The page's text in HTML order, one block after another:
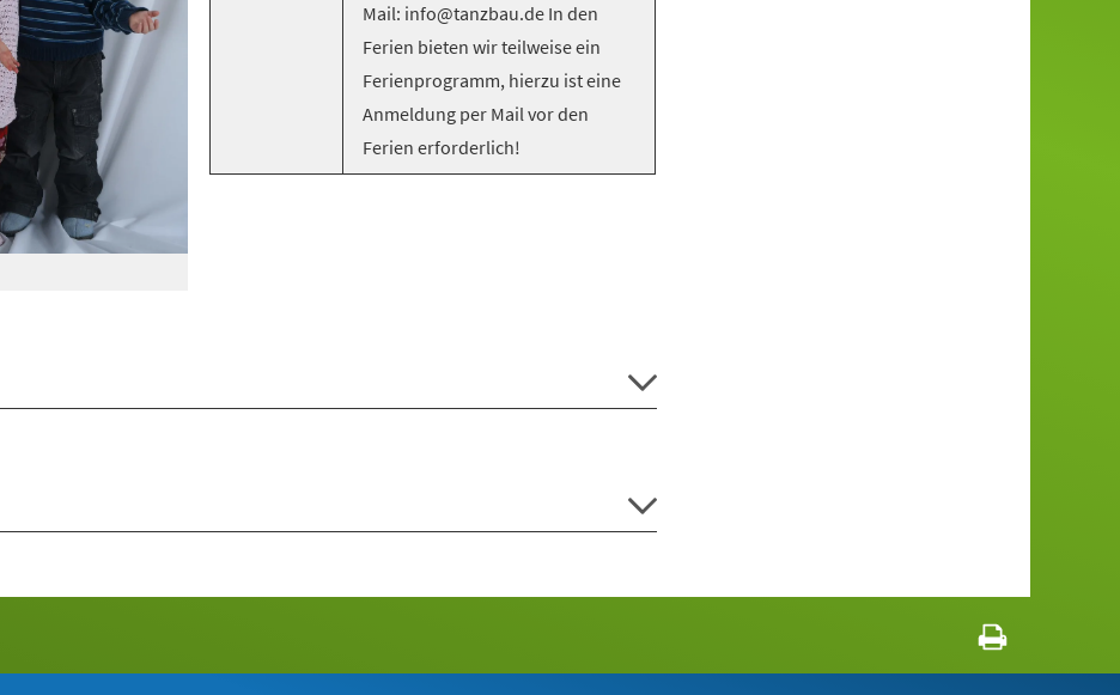
Mail: info@tanzbau.de In den
Ferien bieten wir teilweise ein
Ferienprogramm, hierzu ist eine
Anmeldung per Mail vor den
Ferien erforderlich!